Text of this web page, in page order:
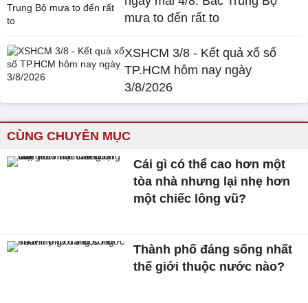
mưa to đến rất to
XSHCM 3/8 - Kết quả xổ số
TP.HCM hôm nay ngày
3/8/2026
CÙNG CHUYÊN MỤC
Cái gì có thể cao hơn một
tòa nhà nhưng lại nhẹ hơn
một chiếc lông vũ?
Thành phố đáng sống nhất
thế giới thuộc nước nào?